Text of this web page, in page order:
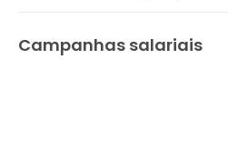
Campanhas salariais